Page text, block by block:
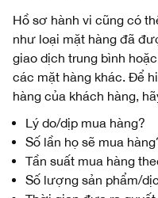
Hồ sơ hành vi cũng có
như loại mặt hàng đã
giao dịch trung bình
các mặt hàng khác. Để
hàng của khách hàng,
Lý do/dịp mua hàng?
Số lần họ sẽ mua
Tần suất mua hàng
Số lượng sản phẩm/